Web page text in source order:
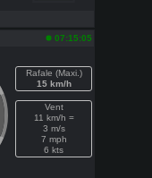
07:15:05
Rafale (Maxi.)
15 km/h
Vent
11 km/h =
3 m/s
7 mph
6 kts